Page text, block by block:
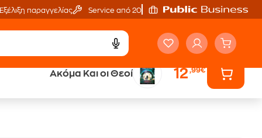
Εξέλιξη παραγγελίας Service από 20'
Aκόμα Και οι Θεοί 12,99€
Έλα στον κόσμο